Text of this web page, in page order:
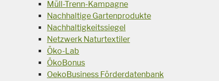
Müll-Trenn-Kampagne
Nachhaltige Gartenprodukte
Nachhaltigkeitssiegel
Netzwerk Naturtextiler
Öko-Lab
ÖkoBonus
OekoBusiness Förderdatenbank